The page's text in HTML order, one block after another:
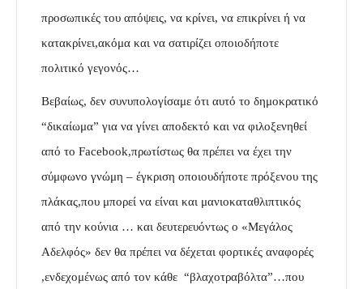
προσωπικές του απόψεις, να κρίνει, να επικρίνει ή να
κατακρίνει,ακόμα και να σατιρίζει οποιοδήποτε
πολιτικό γεγονός…
Βεβαίως, δεν συνυπολογίσαμε ότι αυτό το δημοκρατικό
“δικαίωμα” για να γίνει αποδεκτό και να φιλοξενηθεί
από το Facebook,πρωτίστως θα πρέπει να έχει την
σύμφωνο γνώμη – έγκριση οποιουδήποτε πρόξενου της
πλάκας,που μπορεί να είναι και μανιοκαταθλιπτικός
από την κούνια … και δευτερευόντως ο «Μεγάλος
Αδελφός» δεν θα πρέπει να δέχεται φορτικές αναφορές
,ενδεχομένως από τον κάθε “βλαχοτραβόλτα”…που